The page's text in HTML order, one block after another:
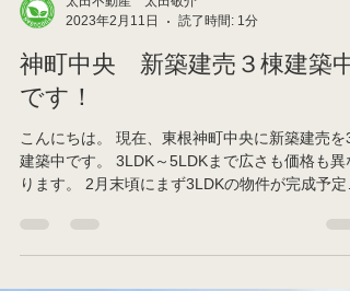
2023年2月11日
読了時間: 1分
神町中央 新築建売３棟建築中
です！
こんにちは。 現在、東根神町中央に新築建売を3